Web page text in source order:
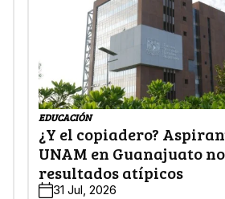
EDUCACIÓN
¿Y el copiadero?
UNAM en Guanajuato
resultados atípicos
31 Jul, 2026